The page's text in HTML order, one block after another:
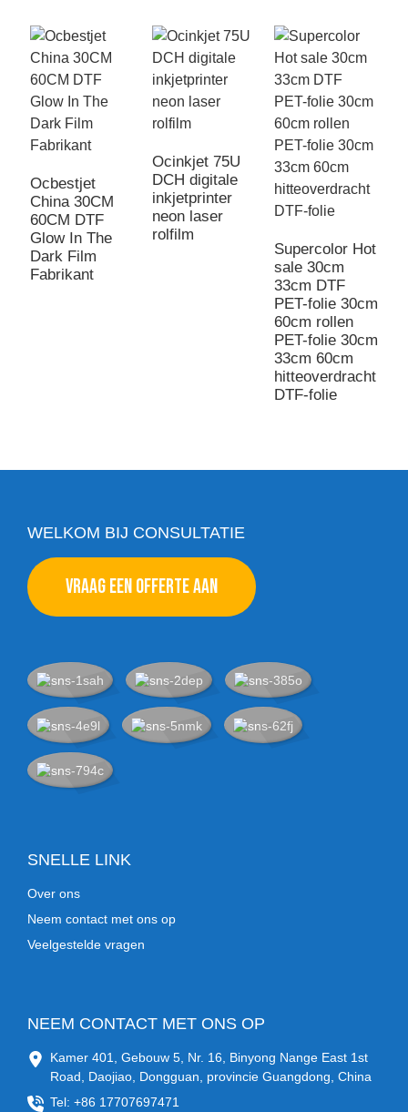
Ocbestjet
China 30CM
60CM DTF
Glow In The
Dark Film
Fabrikant
Ocinkjet 75U
DCH digitale
inkjetprinter
neon laser
rolfilm
Supercolor Hot
sale 30cm
33cm DTF
PET-folie 30cm
60cm rollen
PET-folie 30cm
33cm 60cm
hitteoverdracht
DTF-folie
WELKOM BIJ CONSULTATIE
VRAAG EEN OFFERTE AAN
SNELLE LINK
Over ons
Neem contact met ons op
Veelgestelde vragen
NEEM CONTACT MET ONS OP
Kamer 401, Gebouw 5, Nr. 16, Binyong Nange East 1st
Road, Daojiao, Dongguan, provincie Guangdong, China
Tel: +86 17707697471